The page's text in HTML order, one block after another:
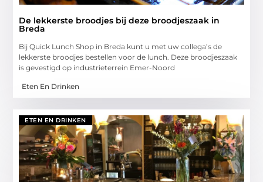
De lekkerste broodjes bij deze broodjeszaak in
Breda
Bij Quick Lunch Shop in Breda kunt u met uw collega’s de
lekkerste broodjes bestellen voor de lunch. Deze broodjeszaak
is gevestigd op industrieterrein Emer-Noord
Eten En Drinken
ETEN EN DRINKEN